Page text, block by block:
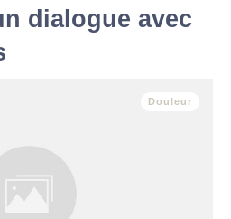
dialogue avec
Douleur